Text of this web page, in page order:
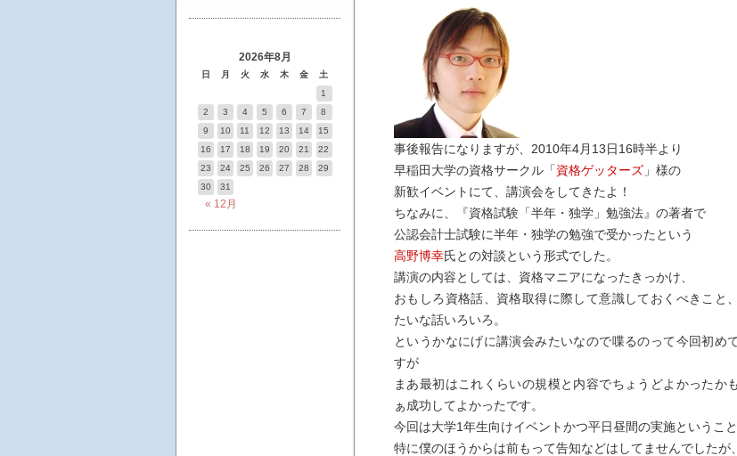
事後報告になりますが、2010年4月13日16時半より
早稲田大学の資格サークル「資格ゲッターズ 」様の
新歓イベントにて、講演会をしてきたよ！
ちなみに、『資格試験「半年・独学」勉強法』の著者で
公認会計士試験に半年・独学の勉強で受かったという
高野博幸氏との対談という形式でした。
講演の内容としては、資格マニアになったきっかけ、
おもしろ資格話、資格取得に際して意識しておくべきこと
たいな話いろいろ。
というかなにげに講演会みたいなので喋るのって今回初め
すが
まあ最初はこれくらいの規模と内容でちょうどよかったか
ぁ成功してよかったです。
今回は大学1年生向けイベントかつ平日昼間の実施というこ
特に僕のほうからは前もって告知などはしてませんでしたが、
2026年8月
日 月 火 水 木 金 土
« 12月
1
2
3 4 5 6 7
8
9
10 11 12 13 14
15
16
17 18 19 20 21
22
23
24 25 26 27 28
29
30
31